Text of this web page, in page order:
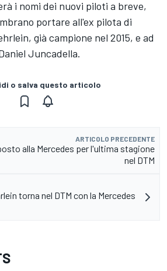
i nomi dei nuovi piloti a breve,
portare all'ex pilota di
già campione nel 2015, e ad
Juncadella.
o salva questo articolo
ARTICOLO PRECEDENTE
alla Mercedes per l'ultima stagione
nel DTM
torna nel DTM con la Mercedes